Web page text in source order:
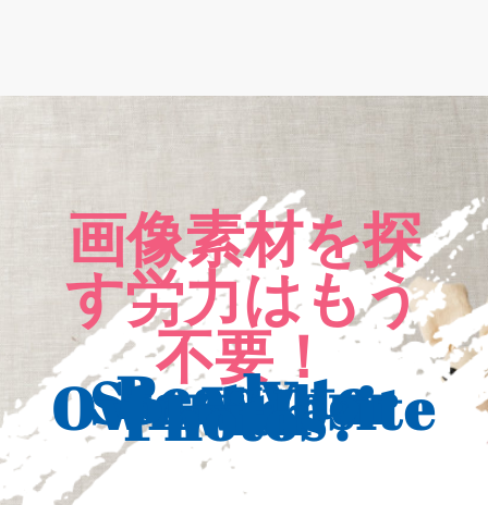
画像素材を探
す労力はもう
不要！
Ready to
Start Your
Own Website
with
Photos?